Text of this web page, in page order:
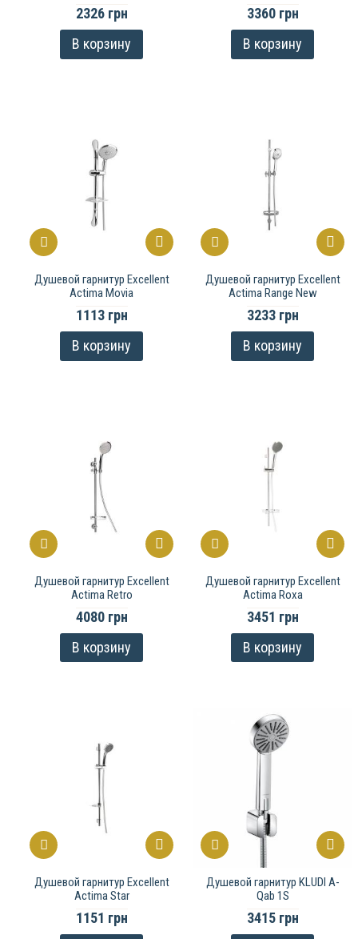
2326 грн
В корзину
3360 грн
В корзину
Душевой гарнитур Excellent
Actima Movia
1113 грн
В корзину
Душевой гарнитур Excellent
Actima Range New
3233 грн
В корзину
Душевой гарнитур Excellent
Actima Retro
4080 грн
В корзину
Душевой гарнитур Excellent
Actima Roxa
3451 грн
В корзину
Душевой гарнитур Excellent
Actima Star
1151 грн
Душевой гарнитур KLUDI A-
Qab 1S
3415 грн